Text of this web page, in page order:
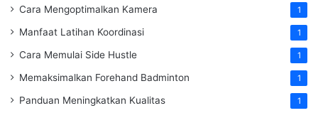
Cara Mengoptimalkan Kamera 1
Manfaat Latihan Koordinasi 1
Cara Memulai Side Hustle 1
Memaksimalkan Forehand Badminton 1
Panduan Meningkatkan Kualitas 1